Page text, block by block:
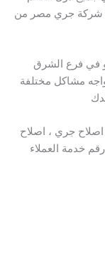
شركة جري مصر من
في فرع الشرق
مشاكل مختلفة
جري ، اصلاح
خدمة العملاء